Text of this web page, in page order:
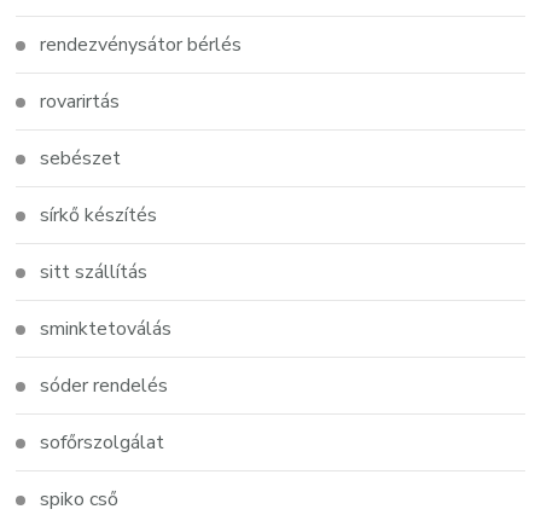
rendezvénysátor bérlés
rovarirtás
sebészet
sírkő készítés
sitt szállítás
sminktetoválás
sóder rendelés
sofőrszolgálat
spiko cső